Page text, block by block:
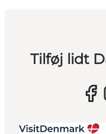
Tilføj lidt